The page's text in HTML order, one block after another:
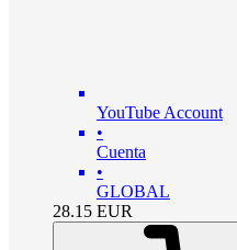
YouTube Account
•
Cuenta
•
GLOBAL
28.15 EUR